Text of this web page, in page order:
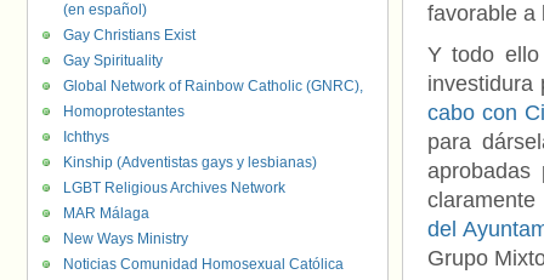
favorable a
Y todo
cabo con
para
del
Grupo
(en español)
Gay Christians Exist
Gay Spirituality
Global Network of Rainbow Catholic (GNRC),
Homoprotestantes
Ichthys
Kinship (Adventistas gays y lesbianas)
LGBT Religious Archives Network
MAR Málaga
New Ways Ministry
Noticias Comunidad Homosexual Católica